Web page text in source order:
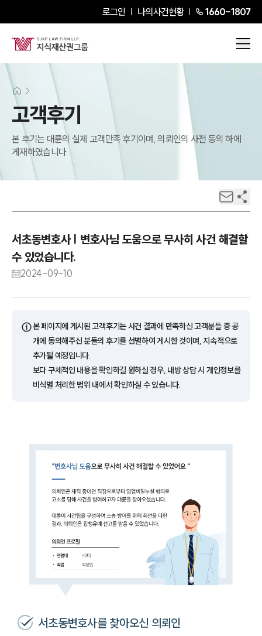
로그인 나의사건현황 1660-1807
고객후기
본 후기는 대륜의 실제 고객만족 후기이며, 의뢰인의 사전 동의 하에
게재하였습니다.
서초동변호사 | 변호사님 도움으로 무사히 사건 해결할
수 있었습니다.
2024-09-10
ⓘ본 페이지에 게시된 고객후기는 사건 결과에 만족하신 고객분들 중 공
개에 동의해주신 분들의 후기를 선별하여 게시한 것이며, 지속적으로
추가될 예정입니다.
보다 구체적인 내용을 확인하길 원하실 경우, 내방 상담 시 개인정보를
비식별 처리한 범위 내에서 확인하실 수 있습니다.
서초동변호사를 찾아오신 의뢰인